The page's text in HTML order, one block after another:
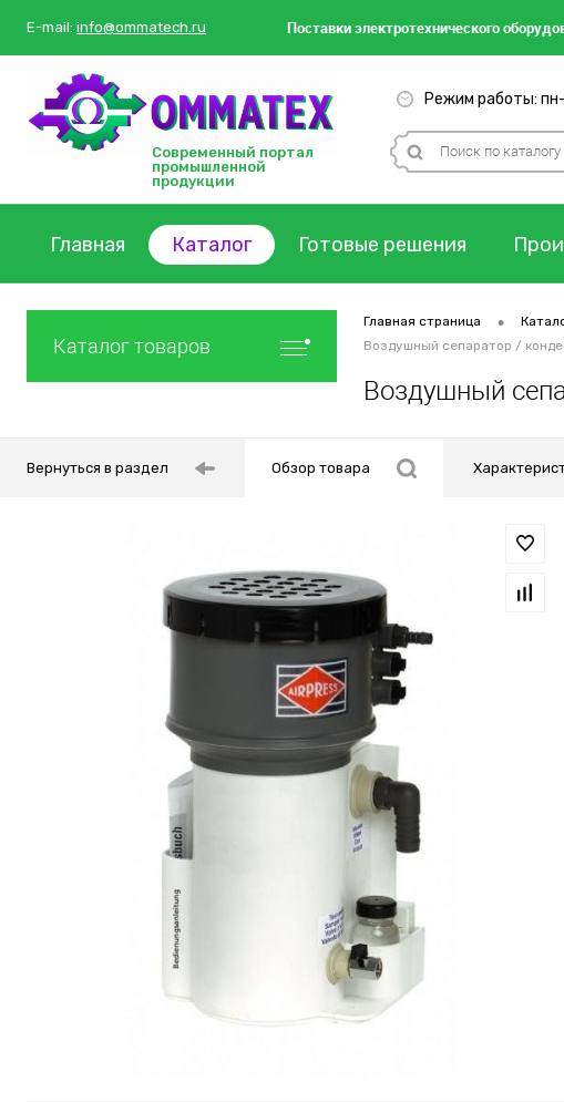
E-mail: info@ommatech.ru Поставкиэлектротехнического
Современный портал
промышленной
продукции
Режим работы:
Главная Каталог Готовые решения
Каталог товаров
Главная страница •
Воздушный сепаратор /
Воздушный
Вернуться в раздел Обзор товара